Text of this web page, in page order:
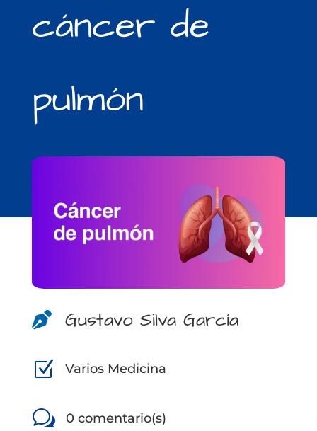
cáncer de
pulmón
 Gustavo Silva García
Z Varios Medicina
w 0 comentario(s)